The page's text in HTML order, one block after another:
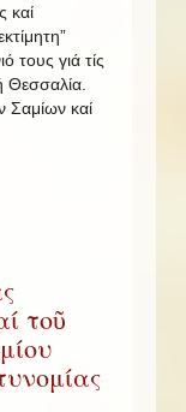
καί
τους γιά τίς
Θεσσαλία.
Σαμίων καί
τοῦ